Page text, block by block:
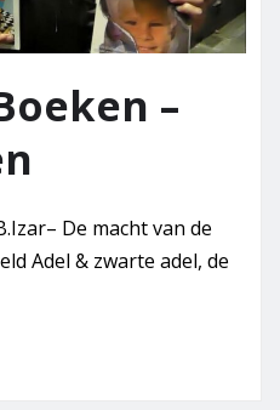
–
De macht van de
Adel & zwarte adel, de